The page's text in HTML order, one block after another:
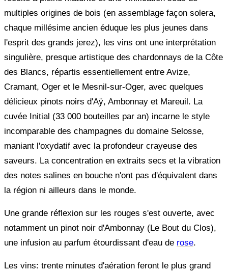
multiples origines de bois (en assemblage façon solera,
chaque millésime ancien éduque les plus jeunes dans
l'esprit des grands jerez), les vins ont une interprétation
singulière, presque artistique des chardonnays de la Côte
des Blancs, répartis essentiellement entre Avize,
Cramant, Oger et le Mesnil-sur-Oger, avec quelques
délicieux pinots noirs d'Aÿ, Ambonnay et Mareuil. La
cuvée Initial (33 000 bouteilles par an) incarne le style
incomparable des champagnes du domaine Selosse,
maniant l'oxydatif avec la profondeur crayeuse des
saveurs. La concentration en extraits secs et la vibration
des notes salines en bouche n'ont pas d'équivalent dans
la région ni ailleurs dans le monde.
Une grande réflexion sur les rouges s'est ouverte, avec
notamment un pinot noir d'Ambonnay (Le Bout du Clos),
une infusion au parfum étourdissant d'eau de rose.
Les vins: trente minutes d'aération feront le plus grand